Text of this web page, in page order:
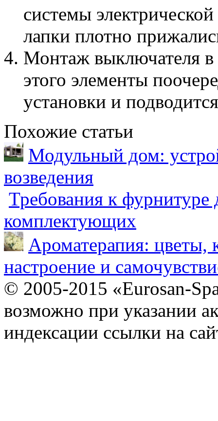
системы
лапки плотно
Монтаж выключателя в
этого элементы
установки и
Похожие статьи
Модульный дом:
возведения
Требования к фурнитуре
комплектующих
Ароматерапия: цветы,
настроение и
© 2005-2015 «Eurosan-
возможно при указании
индексации ссылки на